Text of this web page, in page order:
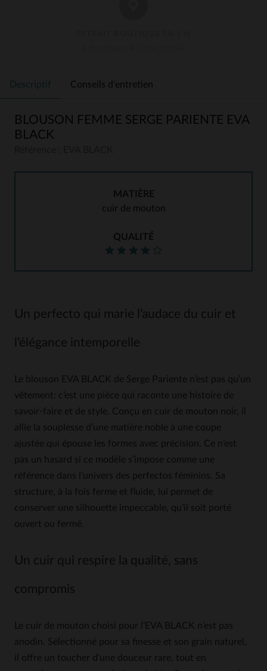
Descriptif Conseils d'entretien
BLOUSON FEMME SERGE PARIENTE EVA
BLACK
MATIÈRE
cuir de mouton
QUALITÉ
Un perfecto qui marie l’audace du cuir et
l’élégance intemporelle
Le blouson EVA BLACK de Serge Pariente n’est pas qu’un
vêtement: c’est une pièce qui raconte une histoire de
savoir-faire et de style. Conçu en cuir de mouton noir, il
allie la souplesse d’une matière noble à une coupe
ajustée qui épouse les formes avec précision. Ce n’est
pas un hasard si ce modèle s’impose comme une
référence dans l’univers des perfectos féminins. Sa
structure, à la fois ferme et fluide, lui permet de
conserver une silhouette impeccable, qu’il soit porté
ouvert ou fermé.
Un cuir qui respire la qualité, sans
compromis
Le cuir de mouton choisi pour l’EVA BLACK n’est pas
anodin. Sélectionné pour sa finesse et son grain naturel,
il offre un toucher d’une douceur rare, tout en